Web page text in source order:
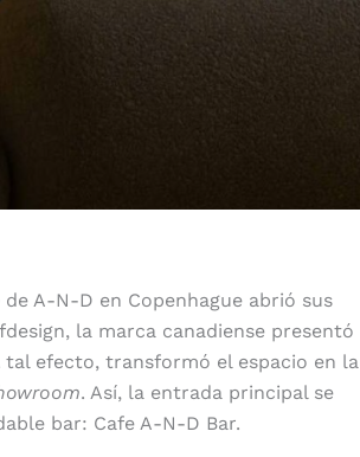
A-N-D en Copenhague abrió sus
la marca canadiense presentó
tal efecto, transformó el espacio en la
. Así, la entrada principal se
bar: Cafe A-N-D Bar.